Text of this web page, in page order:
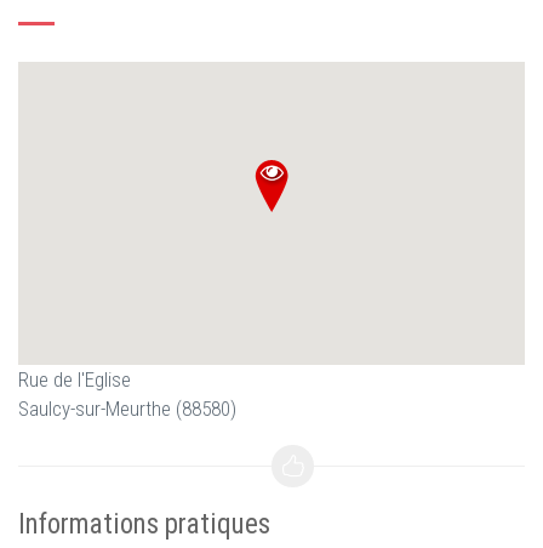
Rue de l'Eglise
Saulcy-sur-Meurthe (88580)
Informations pratiques